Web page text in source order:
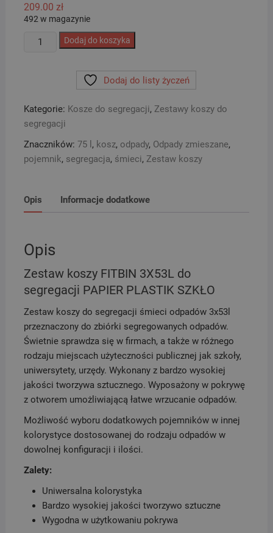
209.00 zł
492 w magazynie
ilość
do
segregacji
PAPIER
PLASTIK
Dodaj do koszyka
Dodaj do listy życzeń
Kategorie: Kosze do segregacji, Zestawy koszy do
segregacji
Znaczników: 75 l , kosz, odpady, Odpady zmieszane,
pojemnik, segregacja, śmieci, Zestaw koszy
Opis Informacje dodatkowe
Opis
Zestaw koszy FITBIN 3X53L do
segregacji PAPIER PLASTIK SZKŁO
Zestaw koszy do segregacji śmieci odpadów 3x53l
przeznaczony do zbiórki segregowanych odpadów.
Świetnie sprawdza się w firmach, a także w różnego
rodzaju miejscach użyteczności publicznej jak szkoły,
uniwersytety, urzędy. Wykonany z bardzo wysokiej
jakości tworzywa sztucznego. Wyposażony w pokrywę
z otworem umożliwiającą łatwe wrzucanie odpadów.
Możliwość wyboru dodatkowych pojemników w innej
kolorystyce dostosowanej do rodzaju odpadów w
dowolnej konfiguracji i ilości.
Zalety:
Uniwersalna kolorystyka
Bardzo wysokiej jakości tworzywo sztuczne
Wygodna w użytkowaniu pokrywa